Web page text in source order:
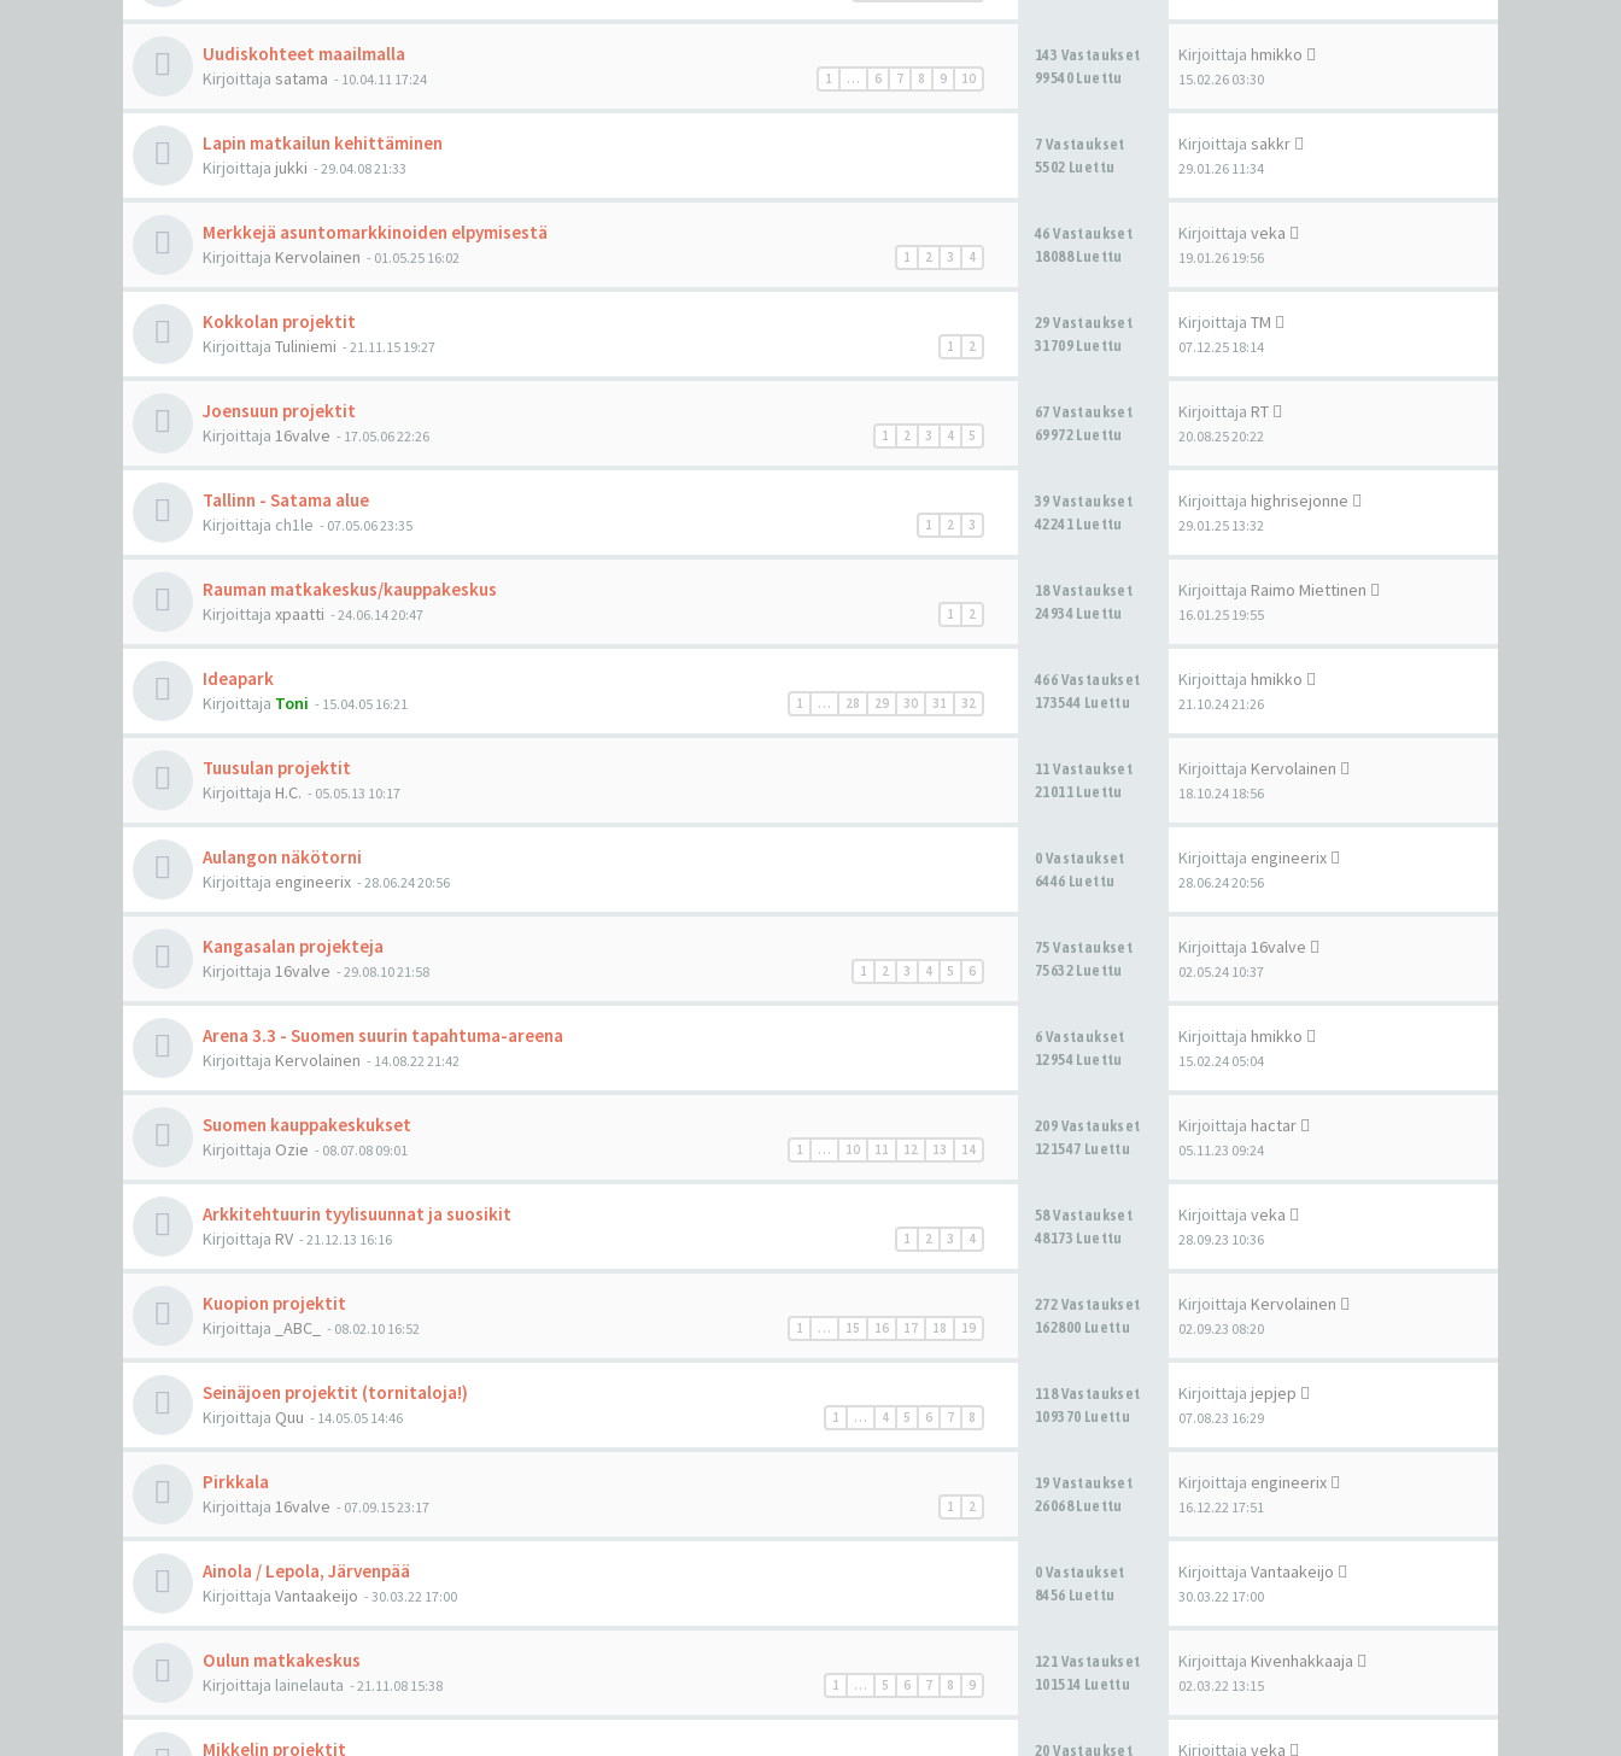
Uudiskohteet maailmalla
1 … 6 7 8 9 10
Kirjoittaja satama - 10.04.11 17:24
143 Vastaukset
99540 Luettu
Kirjoittaja hmikko
15.02.26 03:30
Lapin matkailun kehittäminen
Kirjoittaja jukki - 29.04.08 21:33
7 Vastaukset
5502 Luettu
Kirjoittaja sakkr
29.01.26 11:34
Merkkejä asuntomarkkinoiden elpymisestä
1 2 3 4
Kirjoittaja Kervolainen - 01.05.25 16:02
46 Vastaukset
18088 Luettu
Kirjoittaja veka
19.01.26 19:56
Kokkolan projektit
1 2
Kirjoittaja Tuliniemi - 21.11.15 19:27
29 Vastaukset
31709 Luettu
Kirjoittaja TM
07.12.25 18:14
Joensuun projektit
1 2 3 4 5
Kirjoittaja 16valve - 17.05.06 22:26
67 Vastaukset
69972 Luettu
Kirjoittaja RT
20.08.25 20:22
Tallinn - Satama alue
1 2 3
Kirjoittaja ch1le - 07.05.06 23:35
39 Vastaukset
42241 Luettu
Kirjoittaja highrisejonne
29.01.25 13:32
Rauman matkakeskus/kauppakeskus
1 2
Kirjoittaja xpaatti - 24.06.14 20:47
18 Vastaukset
24934 Luettu
Kirjoittaja Raimo Miettinen
16.01.25 19:55
Ideapark
1 … 28 29 30 31 32
Kirjoittaja Toni - 15.04.05 16:21
466 Vastaukset
173544 Luettu
Kirjoittaja hmikko
21.10.24 21:26
Tuusulan projektit
Kirjoittaja H.C. - 05.05.13 10:17
11 Vastaukset
21011 Luettu
Kirjoittaja Kervolainen
18.10.24 18:56
Aulangon näkötorni
Kirjoittaja engineerix - 28.06.24 20:56
0 Vastaukset
6446 Luettu
Kirjoittaja engineerix
28.06.24 20:56
Kangasalan projekteja
1 2 3 4 5 6
Kirjoittaja 16valve - 29.08.10 21:58
75 Vastaukset
75632 Luettu
Kirjoittaja 16valve
02.05.24 10:37
Arena 3.3 - Suomen suurin tapahtuma-areena
Kirjoittaja Kervolainen - 14.08.22 21:42
6 Vastaukset
12954 Luettu
Kirjoittaja hmikko
15.02.24 05:04
Suomen kauppakeskukset
1 … 10 11 12 13 14
Kirjoittaja Ozie - 08.07.08 09:01
209 Vastaukset
121547 Luettu
Kirjoittaja hactar
05.11.23 09:24
Arkkitehtuurin tyylisuunnat ja suosikit
1 2 3 4
Kirjoittaja RV - 21.12.13 16:16
58 Vastaukset
48173 Luettu
Kirjoittaja veka
28.09.23 10:36
Kuopion projektit
1 … 15 16 17 18 19
Kirjoittaja _ABC_ - 08.02.10 16:52
272 Vastaukset
162800 Luettu
Kirjoittaja Kervolainen
02.09.23 08:20
Seinäjoen projektit (tornitaloja!)
1 … 4 5 6 7 8
Kirjoittaja Quu - 14.05.05 14:46
118 Vastaukset
109370 Luettu
Kirjoittaja jepjep
07.08.23 16:29
Pirkkala
1 2
Kirjoittaja 16valve - 07.09.15 23:17
19 Vastaukset
26068 Luettu
Kirjoittaja engineerix
16.12.22 17:51
Ainola / Lepola, Järvenpää
Kirjoittaja Vantaakeijo - 30.03.22 17:00
0 Vastaukset
8456 Luettu
Kirjoittaja Vantaakeijo
30.03.22 17:00
Oulun matkakeskus
1 … 5 6 7 8 9
Kirjoittaja lainelauta - 21.11.08 15:38
121 Vastaukset
101514 Luettu
Kirjoittaja Kivenhakkaaja
02.03.22 13:15
Mikkelin projektit 20 Vastaukset Kirjoittaja veka